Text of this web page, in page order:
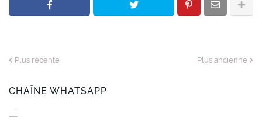
Plus récente Plus ancienne
CHAÎNE WHATSAPP